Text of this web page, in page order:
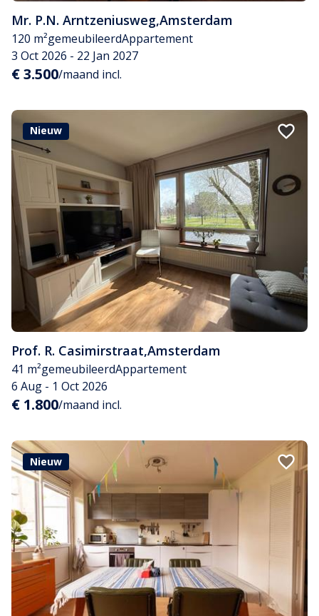
Mr. P.N. Arntzeniusweg,Amsterdam
120 m²gemeubileerdAppartement
3 Oct 2026 - 22 Jan 2027
€ 3.500/maand incl.
Nieuw
Prof. R. Casimirstraat,Amsterdam
41 m²gemeubileerdAppartement
6 Aug - 1 Oct 2026
€ 1.800/maand incl.
Nieuw